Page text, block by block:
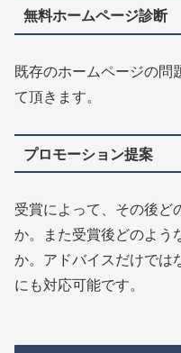
無料ホームページ診断
既存のホームページの問
て頂きます。
プロモーション提案
受賞によって、その後ど
か。また受賞後どのよう
か。アドバイスだけでは
にも対応可能です。